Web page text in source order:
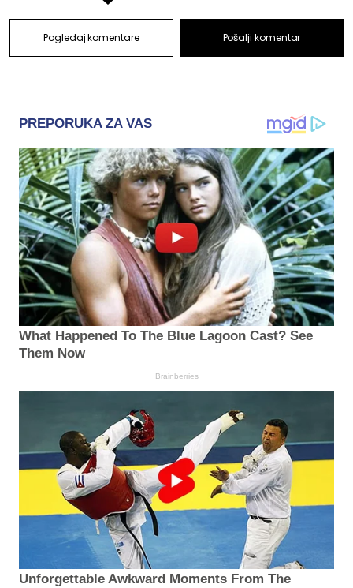
Pogledaj komentare Pošalji komentar
PREPORUKA ZA VAS
What Happened To The Blue Lagoon Cast? See
Them Now
Brainberries
Unforgettable Awkward Moments From The